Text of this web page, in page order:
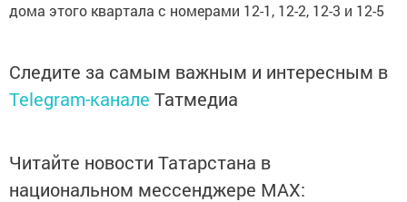
дома этого квартала с номерами 12-1, 12-2, 12-3 и 12-5
Следите за самым важным и интересным в
Telegram-канале Татмедиа
Читайте новости Татарстана в
национальном мессенджере MАХ: